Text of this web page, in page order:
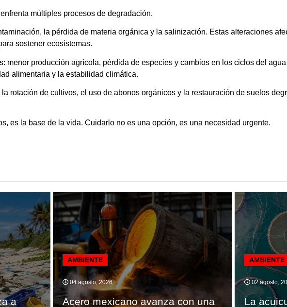
múltiples procesos de degradación.
la pérdida de materia orgánica y la salinización. Estas alteraciones
sostener ecosistemas.
menor producción agrícola, pérdida de especies y cambios en los ciclos del
alimentaria y la estabilidad climática.
rotación de cultivos, el uso de abonos orgánicos y la restauración de suelos
es la base de la vida. Cuidarlo no es una opción, es una necesidad urgente.
a
AMBIENTE
04 agosto, 2026
Acero mexicano avanza con una
AMBIENTE
02 agosto,
La